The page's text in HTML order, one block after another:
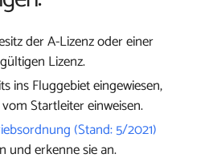
der A-Lizenz oder einer
Lizenz.
ins Fluggebiet eingewiesen,
Startleiter einweisen.
(Stand: 5/2021)
und erkenne sie an.